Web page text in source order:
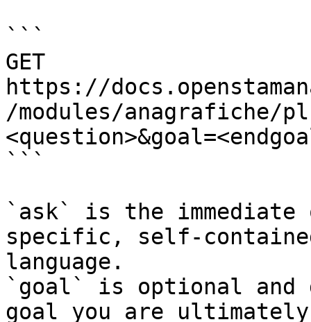
```
GET
https://
/modules/anagrafiche/
```
`ask` is the
specific, self-
language.
`goal` is optional and
goal you are